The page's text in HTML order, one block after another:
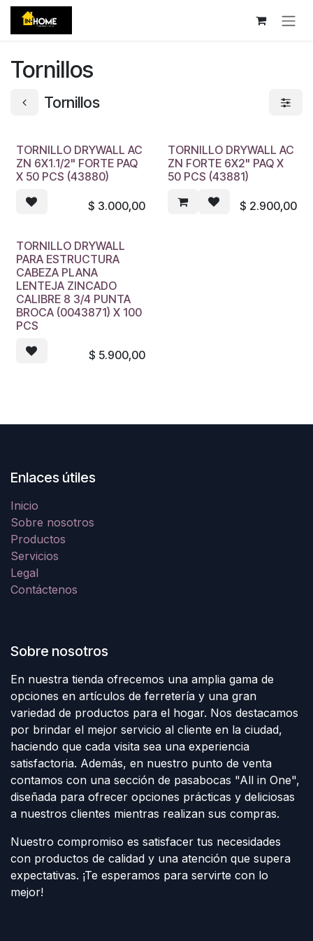
Ir al contenido
Tornillos
Tornillos
TORNILLO DRYWALL AC
ZN 6X1.1/2" FORTE PAQ
X 50 PCS (43880)
$ 3.000,00
TORNILLO DRYWALL AC
ZN FORTE 6X2" PAQ X
50 PCS (43881)
$ 2.900,00
TORNILLO DRYWALL
PARA ESTRUCTURA
CABEZA PLANA
LENTEJA ZINCADO
CALIBRE 8 3/4 PUNTA
BROCA (0043871) X 100
PCS
$ 5.900,00
Enlaces útiles
Inicio
Sobre nosotros
Productos
Servicios
Legal
Contáctenos
Sobre nosotros
En nuestra tienda ofrecemos una amplia gama de
opciones en artículos de ferretería y una gran
variedad de productos para el hogar. Nos destacamos
por brindar el mejor servicio al cliente en la ciudad,
haciendo que cada visita sea una experiencia
satisfactoria. Además, en nuestro punto de venta
contamos con una sección de pasabocas "All in One",
diseñada para ofrecer opciones prácticas y deliciosas
a nuestros clientes mientras realizan sus compras.
Nuestro compromiso es satisfacer tus necesidades
con productos de calidad y una atención que supera
expectativas. ¡Te esperamos para servirte con lo
mejor!